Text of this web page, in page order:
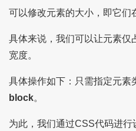
可以修改元素的大小，即它们
具体来说，我们可以让元素仅
宽度。
具体操作如下：只需指定元素
block。
为此，我们通过CSS代码进行